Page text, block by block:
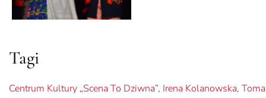
Tagi
Centrum Kultury „Scena To Dziwna”, Irena Kolanowska,